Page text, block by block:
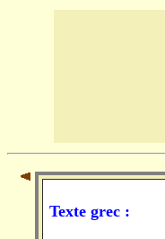
Texte grec :